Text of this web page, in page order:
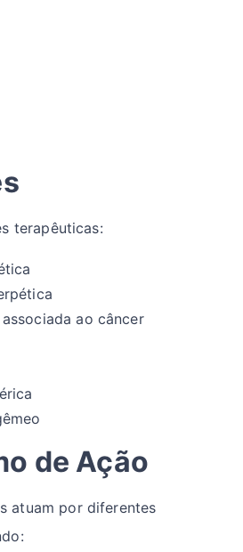
terapêuticas:
ao câncer
de Ação
atuam por diferentes